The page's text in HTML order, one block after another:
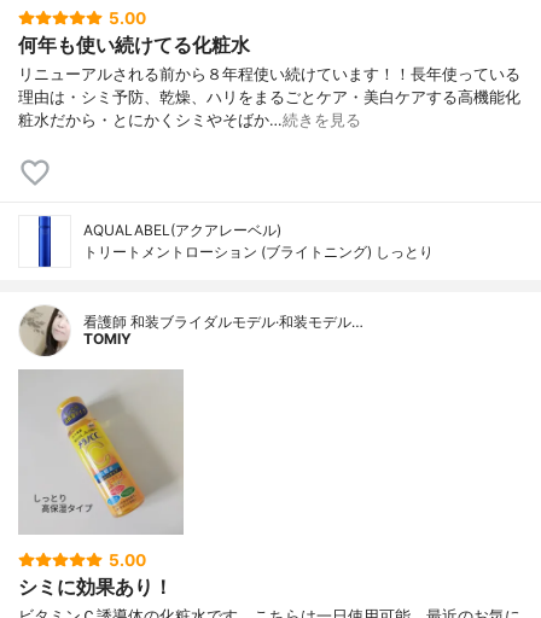
5.00
何年も使い続けてる化粧水
リニューアルされる前から８年程使い続けています！！長年使っている
理由は・シミ予防、乾燥、ハリをまるごとケア・美白ケアする高機能化
粧水だから・とにかくシミやそばか…続きを見る
AQUALABEL(アクアレーベル)
トリートメントローション (ブライトニング) しっとり
看護師 和装ブライダルモデル·和装モデル…
TOMIY
5.00
シミに効果あり！